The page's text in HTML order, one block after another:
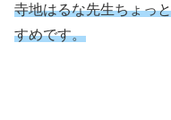
寺地はるな先生ちょっ
すめです。